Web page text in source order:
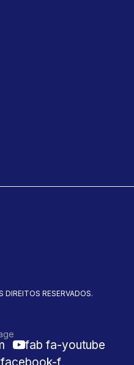
RESERVADOS.
fab fa-youtube